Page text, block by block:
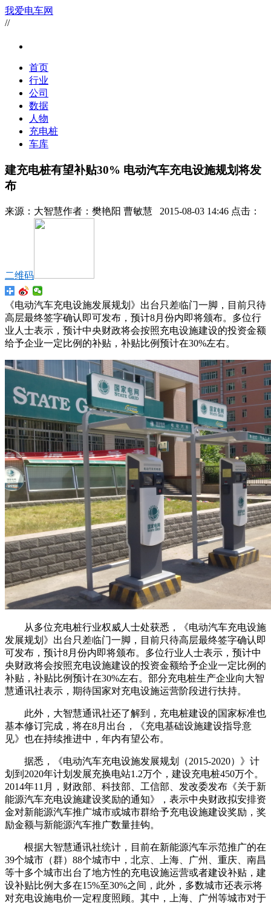
我爱电车网
//
首页
行业
公司
数据
人物
充电桩
车库
建充电桩有望补贴30% 电动汽车充电设施规划将发
布
来源： 大智慧作者： 樊艳阳 曹敏慧 2015-08-03 14:46 点击：
二维码
《电动汽车充电设施发展规划》出台只差临门一脚，目前只待
高层最终签字确认即可发布，预计8月份内即将颁布。多位行
业人士表示，预计中央财政将会按照充电设施建设的投资金额
给予企业一定比例的补贴，补贴比例预计在30%左右。
从多位充电桩行业权威人士处获悉，《电动汽车充电设施
发展规划》出台只差临门一脚，目前只待高层最终签字确认即
可发布，预计8月份内即将颁布。多位行业人士表示，预计中
央财政将会按照充电设施建设的投资金额给予企业一定比例的
补贴，补贴比例预计在30%左右。部分充电桩生产企业向大智
慧通讯社表示，期待国家对充电设施运营阶段进行扶持。
此外，大智慧通讯社还了解到，充电桩建设的国家标准也
基本修订完成，将在8月出台，《充电基础设施建设指导意
见》也在持续推进中，年内有望公布。
据悉，《电动汽车充电设施发展规划（2015-2020）》计
划到2020年计划发展充换电站1.2万个，建设充电桩450万个。
2014年11月，财政部、科技部、工信部、发改委发布《关于新
能源汽车充电设施建设奖励的通知》，表示中央财政拟安排资
金对新能源汽车推广城市或城市群给予充电设施建设奖励，奖
励金额与新能源汽车推广数量挂钩。
根据大智慧通讯社统计，目前在新能源汽车示范推广的在
39个城市（群）88个城市中，北京、上海、广州、重庆、南昌
等十多个城市出台了地方性的充电设施运营或者建设补贴，建
设补贴比例大多在15%至30%之间，此外，多数城市还表示将
对充电设施电价一定程度照顾。其中，上海、广州等城市对于